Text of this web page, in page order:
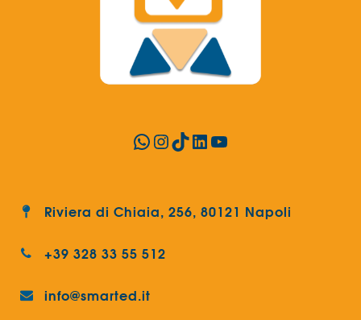
WhatsApp
Instagram
TikTok
LinkedIn
YouTube
Riviera di Chiaia, 256, 80121 Napoli
+39 328 33 55 512
info@smarted.it